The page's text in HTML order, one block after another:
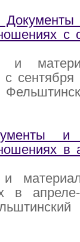
с
и
с
в
в